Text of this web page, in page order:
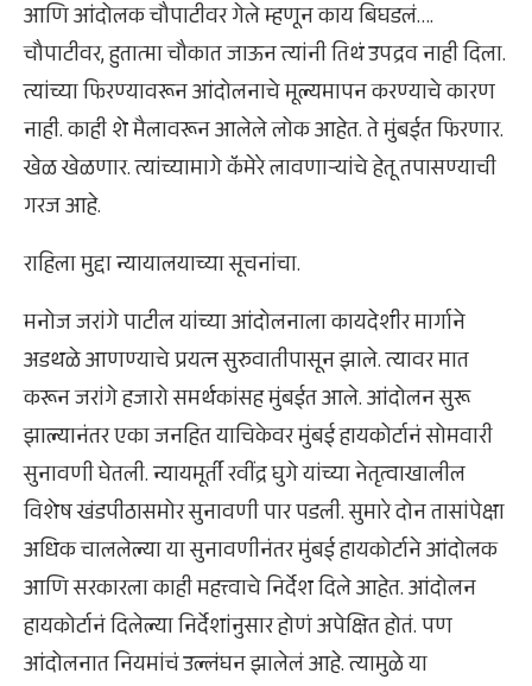
आणि आंदोलक चौपाटीवर गेले म्हणून काय बिघडलं….
चौपाटीवर, हुतात्मा चौकात जाऊन त्यांनी तिथं उपद्रव नाही दिला.
त्यांच्या फिरण्यावरून आंदोलनाचे मूल्यमापन करण्याचे कारण
नाही. काही शे मैलावरून आलेले लोक आहेत. ते मुंबईत फिरणार.
खेळ खेळणार. त्यांच्यामागे कॅमेरे लावणाऱ्यांचे हेतू तपासण्याची
गरज आहे.
राहिला मुद्दा न्यायालयाच्या सूचनांचा.
मनोज जरांगे पाटील यांच्या आंदोलनाला कायदेशीर मार्गाने
अडथळे आणण्याचे प्रयत्न सुरुवातीपासून झाले. त्यावर मात
करून जरांगे हजारो समर्थकांसह मुंबईत आले. आंदोलन सुरू
झाल्यानंतर एका जनहित याचिकेवर मुंबई हायकोर्टानं सोमवारी
सुनावणी घेतली. न्यायमूर्ती रवींद्र घुगे यांच्या नेतृत्वाखालील
विशेष खंडपीठासमोर सुनावणी पार पडली. सुमारे दोन तासांपेक्षा
अधिक चाललेल्या या सुनावणीनंतर मुंबई हायकोर्टाने आंदोलक
आणि सरकारला काही महत्त्वाचे निर्देश दिले आहेत. आंदोलन
हायकोर्टानं दिलेल्या निर्देशांनुसार होणं अपेक्षित होतं. पण
आंदोलनात नियमांचं उल्लंघन झालेलं आहे. त्यामुळे या